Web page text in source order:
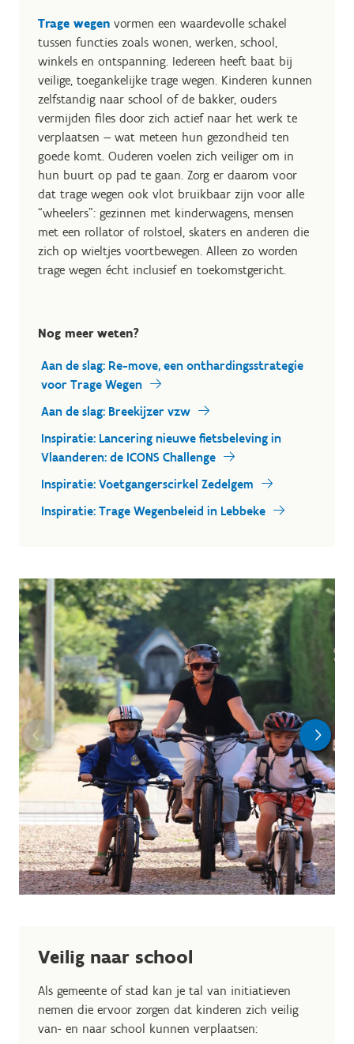
Trage wegen vormen een waardevolle schakel
tussen functies zoals wonen, werken, school,
winkels en ontspanning. Iedereen heeft baat bij
veilige, toegankelijke trage wegen. Kinderen kunnen
zelfstandig naar school of de bakker, ouders
vermijden files door zich actief naar het werk te
verplaatsen — wat meteen hun gezondheid ten
goede komt. Ouderen voelen zich veiliger om in
hun buurt op pad te gaan. Zorg er daarom voor
dat trage wegen ook vlot bruikbaar zijn voor alle
“wheelers”: gezinnen met kinderwagens, mensen
met een rollator of rolstoel, skaters en anderen die
zich op wieltjes voortbewegen. Alleen zo worden
trage wegen écht inclusief en toekomstgericht.
Nog meer weten?
Aan de slag: Re-move, een onthardingsstrategie
voor Trage Wegen
Aan de slag: Breekijzer vzw
Inspiratie: Lancering nieuwe fietsbeleving in
Vlaanderen: de ICONS Challenge
Inspiratie: Voetgangerscirkel Zedelgem
Inspiratie: Trage Wegenbeleid in Lebbeke
Veilig naar school
Als gemeente of stad kan je tal van initiatieven
nemen die ervoor zorgen dat kinderen zich veilig
van- en naar school kunnen verplaatsen: